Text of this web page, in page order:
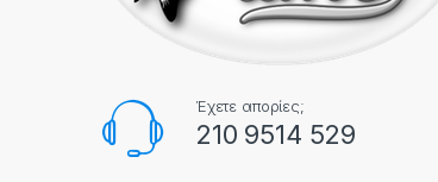
Έχετε απορίες;
210 9514 529